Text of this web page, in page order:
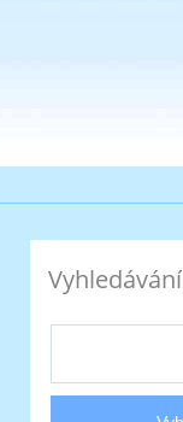
Vyhledávání